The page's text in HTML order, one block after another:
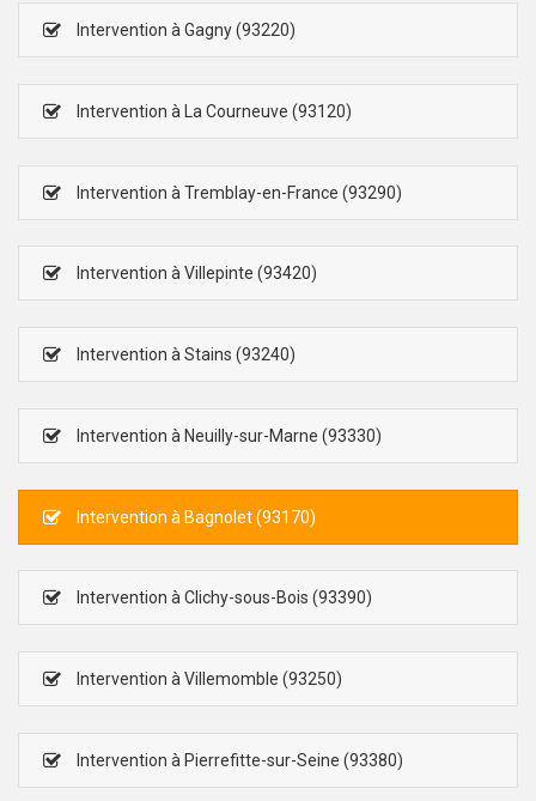
Intervention à Gagny (93220)
Intervention à La Courneuve (93120)
Intervention à Tremblay-en-France (93290)
Intervention à Villepinte (93420)
Intervention à Stains (93240)
Intervention à Neuilly-sur-Marne (93330)
Intervention à Bagnolet (93170)
Intervention à Clichy-sous-Bois (93390)
Intervention à Villemomble (93250)
Intervention à Pierrefitte-sur-Seine (93380)